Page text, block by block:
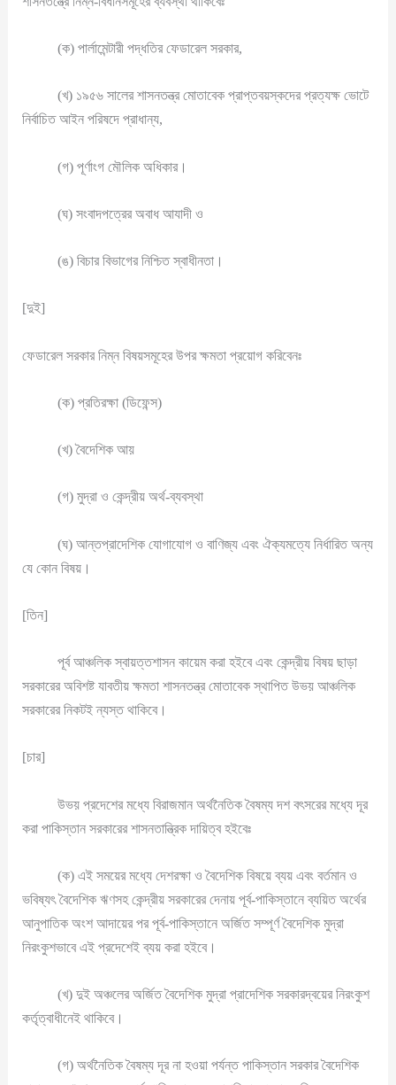
(ক) পার্লামেন্টারী পদ্ধতির ফেডারেল সরকার,
(খ) ১৯৫৬ সালের শাসনতন্ত্র মোতাবেক প্রাপ্তবয়স্কদের প্রত্যক্ষ ভোটে
নির্বাচিত আইন পরিষদে প্রাধান্য,
(গ) পূর্ণাংগ মৌলিক অধিকার।
(ঘ) সংবাদপত্রের অবাধ আযাদী ও
(ঙ) বিচার বিভাগের নিশ্চিত স্বাধীনতা।
[দুই]
ফেডারেল সরকার নিম্ন বিষয়সমূহের উপর ক্ষমতা প্রয়োগ করিবেনঃ
(ক) প্রতিরক্ষা (ডিফেন্স)
(খ) বৈদেশিক আয়
(গ) মুদ্রা ও কেন্দ্রীয় অর্থ-ব্যবস্থা
(ঘ) আন্তপ্রাদেশিক যোগাযোগ ও বাণিজ্য এবং ঐক্যমত্যে নির্ধারিত অন্য
যে কোন বিষয়।
[তিন]
পূর্ব আঞ্চলিক স্বায়ত্তশাসন কায়েম করা হইবে এবং কেন্দ্রীয় বিষয় ছাড়া
সরকারের অবিশষ্ট যাবতীয় ক্ষমতা শাসনতন্ত্র মোতাবেক স্থাপিত উভয় আঞ্চলিক
সরকারের নিকটই ন্যস্ত থাকিবে।
[চার]
উভয় প্রদেশের মধ্যে বিরাজমান অর্থনৈতিক বৈষম্য দশ বৎসরের মধ্যে দূর
করা পাকিস্তান সরকারের শাসনতান্ত্রিক দায়িত্ব হইবেঃ
(ক) এই সময়ের মধ্যে দেশরক্ষা ও বৈদেশিক বিষয়ে ব্যয় এবং বর্তমান ও
ভবিষ্যৎ বৈদেশিক ঋণসহ কেন্দ্রীয় সরকারের দেনায় পূর্ব-পাকিস্তানে ব্যয়িত অর্থের
আনুপাতিক অংশ আদায়ের পর পূর্ব-পাকিস্তানে অর্জিত সম্পূর্ণ বৈদেশিক মুদ্রা
নিরংকুশভাবে এই প্রদেশেই ব্যয় করা হইবে।
(খ) দুই অঞ্চলের অর্জিত বৈদেশিক মুদ্রা প্রাদেশিক সরকারদ্বয়ের নিরংকুশ
কর্তৃত্বাধীনেই থাকিবে।
(গ) অর্থনৈতিক বৈষম্য দূর না হওয়া পর্যন্ত পাকিস্তান সরকার বৈদেশিক